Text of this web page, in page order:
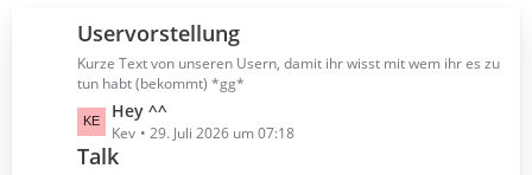
Uservorstellung
Kurze Text von unseren Usern, damit ihr wisst mit wem ihr es zu
tun habt (bekommt) *gg*
L
e
t
Hey ^^
Kev 29. Juli 2026 um 07:18
Talk